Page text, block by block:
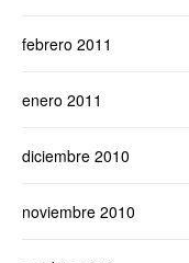
febrero 2011
enero 2011
diciembre 2010
noviembre 2010